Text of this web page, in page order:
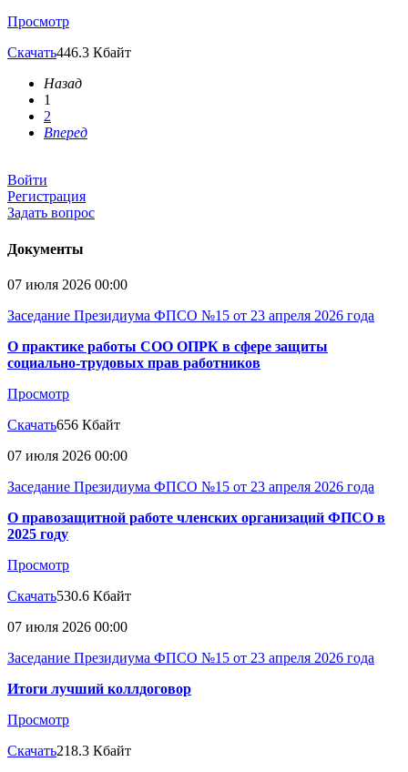
Просмотр
Скачать446.3 Кбайт
Назад
1
2
Вперед
Войти
Регистрация
Задать вопрос
Документы
07 июля 2026 00:00
Заседание Президиума ФПСО №15 от 23 апреля 2026 года
О практике работы СОО ОПРК в сфере защиты
социально-трудовых прав работников
Просмотр
Скачать656 Кбайт
07 июля 2026 00:00
Заседание Президиума ФПСО №15 от 23 апреля 2026 года
О правозащитной работе членских организаций ФПСО в
2025 году
Просмотр
Скачать530.6 Кбайт
07 июля 2026 00:00
Заседание Президиума ФПСО №15 от 23 апреля 2026 года
Итоги лучший коллдоговор
Просмотр
Скачать218.3 Кбайт